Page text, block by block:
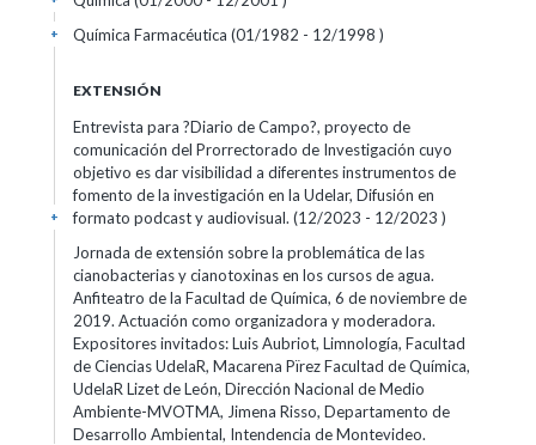
Química Farmacéutica (01/1982 - 12/1998 )
+
EXTENSIÓN
Entrevista para ?Diario de Campo?, proyecto de
comunicación del Prorrectorado de Investigación cuyo
objetivo es dar visibilidad a diferentes instrumentos de
fomento de la investigación en la Udelar, Difusión en
formato podcast y audiovisual. (12/2023 - 12/2023 )
+
Jornada de extensión sobre la problemática de las
cianobacterias y cianotoxinas en los cursos de agua.
Anfiteatro de la Facultad de Química, 6 de noviembre de
2019. Actuación como organizadora y moderadora.
Expositores invitados: Luis Aubriot, Limnología, Facultad
de Ciencias UdelaR, Macarena Pïrez Facultad de Química,
UdelaR Lizet de León, Dirección Nacional de Medio
Ambiente-MVOTMA, Jimena Risso, Departamento de
Desarrollo Ambiental, Intendencia de Montevideo.